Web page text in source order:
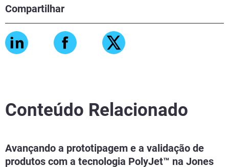
Compartilhar
Conteúdo Relacionado
Avançando a prototipagem e a validação de
produtos com a tecnologia PolyJet™ na Jones